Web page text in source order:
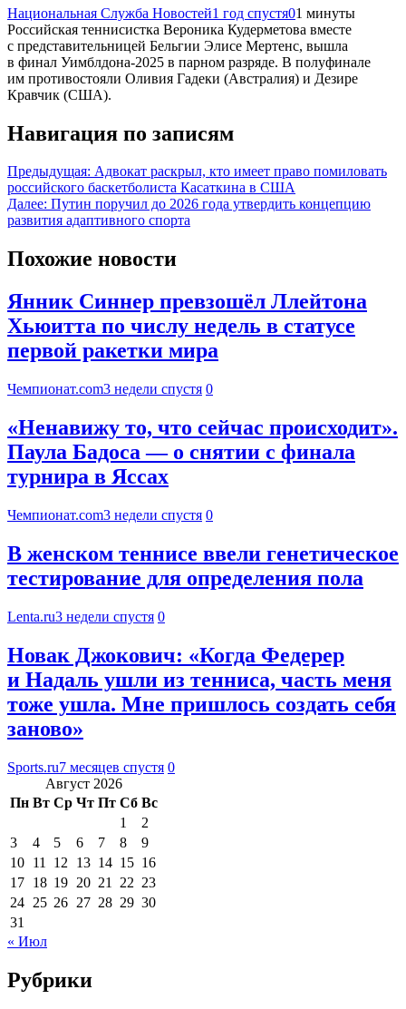
Национальная Служба Новостей1 год спустя01 минуты
Российская теннисистка Вероника Кудерметова вместе
с представительницей Бельгии Элисе Мертенс, вышла
в финал Уимблдона-2025 в парном разряде. В полуфинале
им противостояли Оливия Гадеки (Австралия) и Дезире
Кравчик (США).
Навигация по записям
Предыдущая: Адвокат раскрыл, кто имеет право помиловать
российского баскетболиста Касаткина в США
Далее: Путин поручил до 2026 года утвердить концепцию
развития адаптивного спорта
Похожие новости
Янник Синнер превзошёл Ллейтона
Хьюитта по числу недель в статусе
первой ракетки мира
Чемпионат.com3 недели спустя 0
«Ненавижу то, что сейчас происходит».
Паула Бадоса — о снятии с финала
турнира в Яссах
Чемпионат.com3 недели спустя 0
В женском теннисе ввели генетическое
тестирование для определения пола
Lenta.ru3 недели спустя 0
Новак Джокович: «Когда Федерер
и Надаль ушли из тенниса, часть меня
тоже ушла. Мне пришлось создать себя
заново»
Sports.ru7 месяцев спустя 0
Август 2026
Пн Вт Ср Чт Пт Сб Вс
1
2
3
4 5 6 7 8
9
10 11 12 13 14 15 16
17 18 19 20 21 22 23
24 25 26 27 28 29 30
31
« Июл
Рубрики